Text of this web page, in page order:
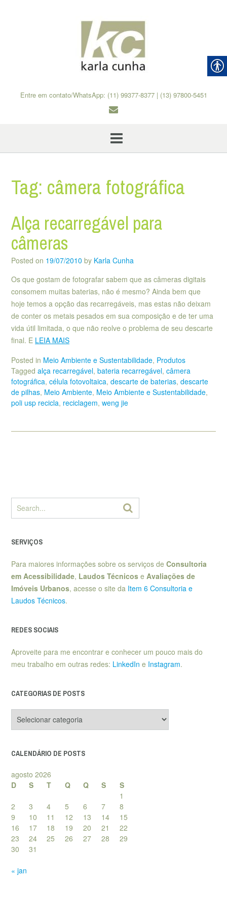
Entre em contato/WhatsApp: (11) 99377-8377 | (13) 97800-5451
Tag: câmera fotográfica
Alça recarregável para
câmeras
Posted on 19/07/2010 by Karla Cunha
Os que gostam de fotografar sabem que as câmeras digitais
consomem muitas baterias, não é mesmo? Ainda bem que
hoje temos a opção das recarregáveis, mas estas não deixam
de conter os metais pesados em sua composição e de ter uma
vida útil limitada, o que não reolve o problema de seu descarte
final. E LEIA MAIS
Posted in Meio Ambiente e Sustentabilidade, Produtos
Tagged alça recarregável, bateria recarregável, câmera
fotográfica, célula fotovoltaica, descarte de baterias, descarte
de pilhas, Meio Ambiente, Meio Ambiente e Sustentabilidade,
poli usp recicla, reciclagem, weng jie
SERVIÇOS
Para maiores informações sobre os serviços de Consultoria
em Acessibilidade, Laudos Técnicos e Avaliações de
Imóveis Urbanos, acesse o site da Item 6 Consultoria e
Laudos Técnicos.
REDES SOCIAIS
Aproveite para me encontrar e conhecer um pouco mais do
meu trabalho em outras redes: LinkedIn e Instagram.
CATEGORIAS DE POSTS
de
CALENDÁRIO DE POSTS
agosto 2026
D
S T Q Q S
S
1
2
3 4 5 6 7
8
9
10 11 12 13 14
15
16
17 18 19 20 21
22
23
24 25 26 27 28
29
30
31
« jan